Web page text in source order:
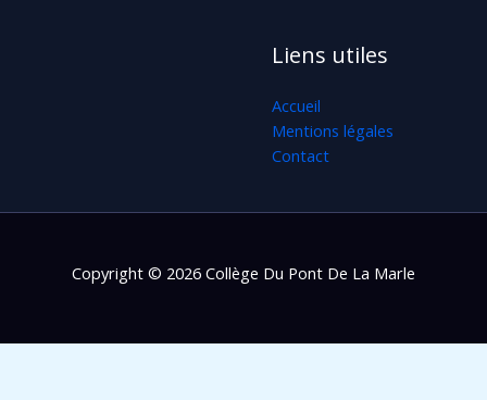
Liens utiles
Accueil
Mentions légales
Contact
Copyright © 2026 Collège Du Pont De La Marle